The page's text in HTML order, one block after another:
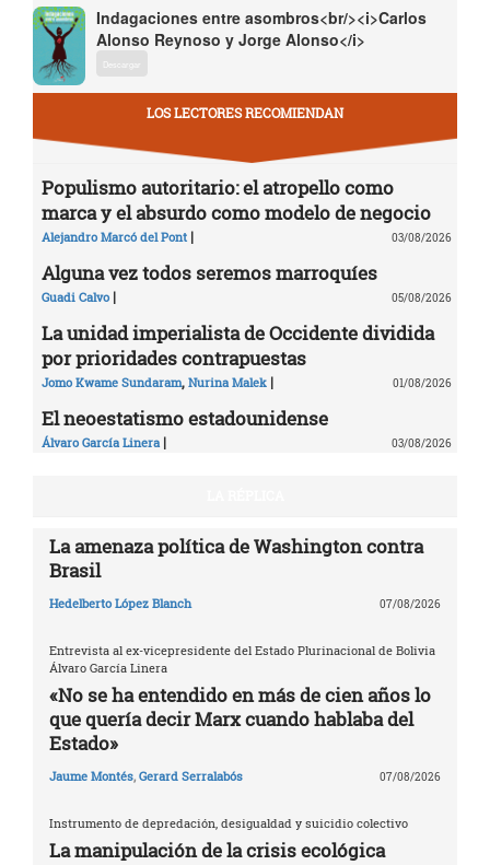
Indagaciones entre asombros<br/><i>Carlos
Alonso Reynoso y Jorge Alonso</i>
Descargar
LOS LECTORES RECOMIENDAN
Populismo autoritario: el atropello como
marca y el absurdo como modelo de negocio
Alejandro Marcó del Pont | 03/08/2026
Alguna vez todos seremos marroquíes
Guadi Calvo | 05/08/2026
La unidad imperialista de Occidente dividida
por prioridades contrapuestas
Jomo Kwame Sundaram, Nurina Malek | 01/08/2026
El neoestatismo estadounidense
Álvaro García Linera| 03/08/2026
La amenaza política de Washington contra
Brasil
Hedelberto López Blanch 07/08/2026
Entrevista al ex-vicepresidente del Estado Plurinacional de Bolivia
Álvaro García Linera
«No se ha entendido en más de cien años lo
que quería decir Marx cuando hablaba del
Estado»
Jaume Montés, Gerard Serralabós 07/08/2026
Instrumento de depredación, desigualdad y suicidio colectivo
La manipulación de la crisis ecológica